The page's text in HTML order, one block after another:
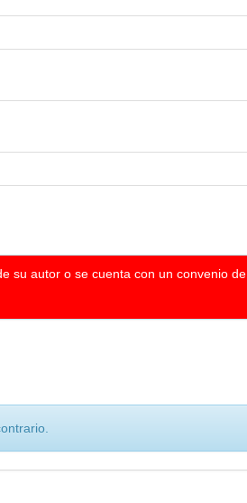
su autor o se cuenta con un convenio de